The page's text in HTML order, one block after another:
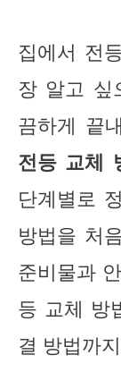
집에서 전
장 알고 싶
끔하게 끝
전등 교체
단계별로
방법을 처
준비물과
등 교체 방
결 방법까